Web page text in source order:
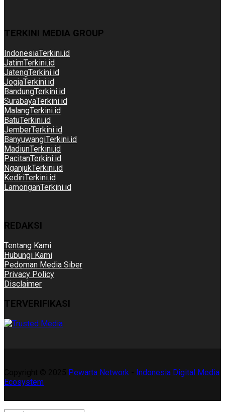
TERKINI MEDIA GROUP
IndonesiaTerkini.id
JatimTerkini.id
JatengTerkini.id
JogjaTerkini.id
BandungTerkini.id
SurabayaTerkini.id
MalangTerkini.id
BatuTerkini.id
JemberTerkini.id
BanyuwangiTerkini.id
MadiunTerkini.id
PacitanTerkini.id
NganjukTerkini.id
KediriTerkini.id
LamonganTerkini.id
REDAKSI
Tentang Kami
Hubungi Kami
Pedoman Media Siber
Privacy Policy
Disclaimer
TERVERIFIKASI
Pewarta Network
Indonesia Digital Media
Ecosystem